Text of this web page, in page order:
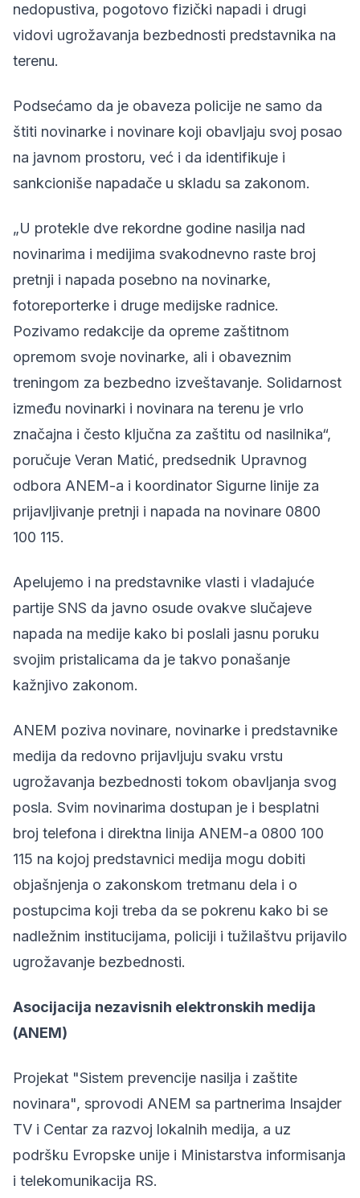
nedopustiva, pogotovo fizički napadi i drugi
vidovi ugrožavanja bezbednosti predstavnika na
terenu.
Podsećamo da je obaveza policije ne samo da
štiti novinarke i novinare koji obavljaju svoj posao
na javnom prostoru, već i da identifikuje i
sankcioniše napadače u skladu sa zakonom.
„U protekle dve rekordne godine nasilja nad
novinarima i medijima svakodnevno raste broj
pretnji i napada posebno na novinarke,
fotoreporterke i druge medijske radnice.
Pozivamo redakcije da opreme zaštitnom
opremom svoje novinarke, ali i obaveznim
treningom za bezbedno izveštavanje. Solidarnost
između novinarki i novinara na terenu je vrlo
značajna i često ključna za zaštitu od nasilnika“,
poručuje Veran Matić, predsednik Upravnog
odbora ANEM-a i koordinator Sigurne linije za
prijavljivanje pretnji i napada na novinare 0800
100 115.
Apelujemo i na predstavnike vlasti i vladajuće
partije SNS da javno osude ovakve slučajeve
napada na medije kako bi poslali jasnu poruku
svojim pristalicama da je takvo ponašanje
kažnjivo zakonom.
ANEM poziva novinare, novinarke i predstavnike
medija da redovno prijavljuju svaku vrstu
ugrožavanja bezbednosti tokom obavljanja svog
posla. Svim novinarima dostupan je i besplatni
broj telefona i direktna linija ANEM-a 0800 100
115 na kojoj predstavnici medija mogu dobiti
objašnjenja o zakonskom tretmanu dela i o
postupcima koji treba da se pokrenu kako bi se
nadležnim institucijama, policiji i tužilaštvu prijavilo
ugrožavanje bezbednosti.
Asocijacija nezavisnih elektronskih medija
(ANEM)
Projekat "Sistem prevencije nasilja i zaštite
novinara", sprovodi ANEM sa partnerima Insajder
TV i Centar za razvoj lokalnih medija, a uz
podršku Evropske unije i Ministarstva informisanja
i telekomunikacija RS.